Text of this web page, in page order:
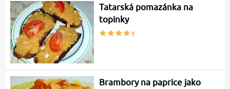
Tatarská pomazánka na
topinky
Brambory na paprice jako